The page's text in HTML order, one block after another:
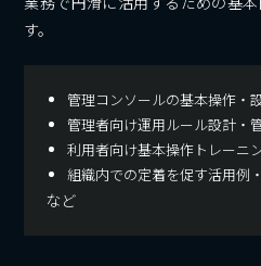
す。
管理コンソールの基本操作・
管理者向け運用ルール設計・
利用者向け基本操作トレーニ
組織内での定着を促す活用例
など